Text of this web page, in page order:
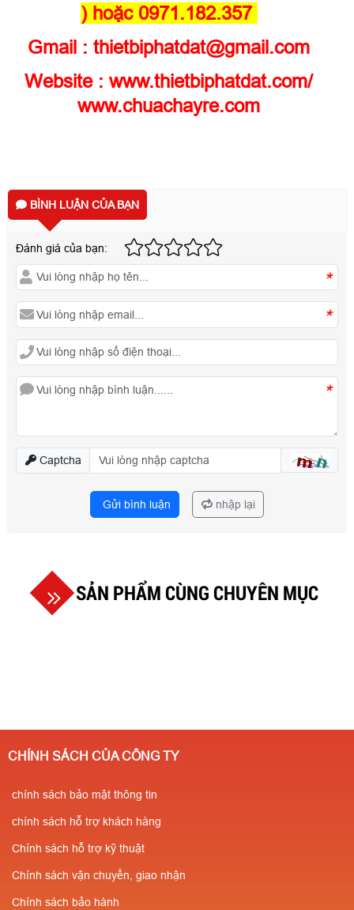
) hoặc 0971.182.357
Gmail : thietbiphatdat@gmail.com
Website : www.thietbiphatdat.com/
www.chuachayre.com
BÌNH LUẬN CỦA BẠN
Đánh giá của bạn:
*
*
*
Captcha
Gửi bình luận nhập lại
SẢN PHẨM CÙNG CHUYÊN MỤC
CHÍNH SÁCH CỦA CÔNG TY
chính sách bảo mật thông tin
chính sách hỗ trợ khách hàng
Chính sách hỗ trợ kỹ thuật
Chính sách vận chuyển, giao nhận
Chính sách bảo hành